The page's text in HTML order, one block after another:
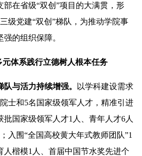
部在省级“双创”项目的大满贯，形
级党建“双创”梯队，为推动学院事
的组织保障。
体系践行立德树人根本任务
与活力持续增强。
以学科建设需求
士和5名国家级领军人才，精准引进
批国家级领军人才1人、青年人才6人
入围“全国高校黄大年式教师团队”1
人楷模1人、首届中国节水奖先进个